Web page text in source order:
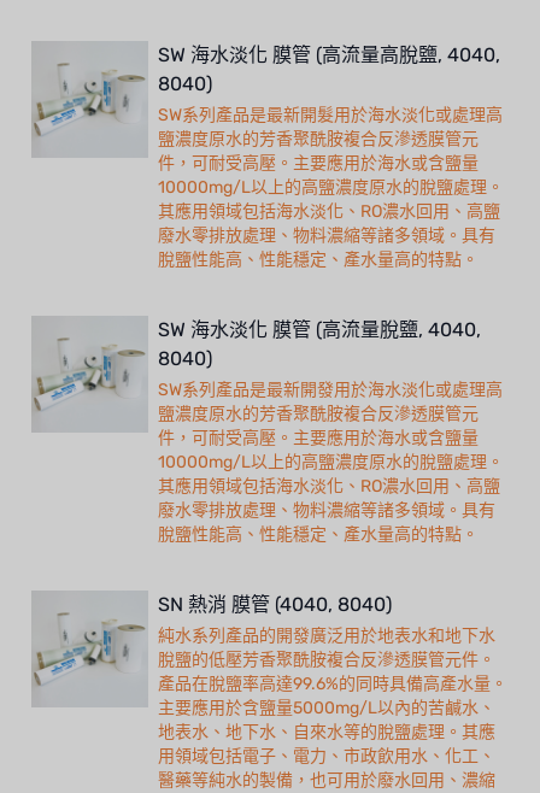
SW 海水淡化 膜管 (高流量高脫鹽, 4040,
8040)
SW系列產品是最新開髮用於海水淡化或處理高
鹽濃度原水的芳香聚酰胺複合反滲透膜管元
件，可耐受高壓。主要應用於海水或含鹽量
10000mg/L以上的高鹽濃度原水的脫鹽處理。
其應用領域包括海水淡化、RO濃水回用、高鹽
廢水零排放處理、物料濃縮等諸多領域。具有
脫鹽性能高、性能穩定、產水量高的特點。
SW 海水淡化 膜管 (高流量脫鹽, 4040,
8040)
SW系列產品是最新開發用於海水淡化或處理高
鹽濃度原水的芳香聚酰胺複合反滲透膜管元
件，可耐受高壓。主要應用於海水或含鹽量
10000mg/L以上的高鹽濃度原水的脫鹽處理。
其應用領域包括海水淡化、RO濃水回用、高鹽
廢水零排放處理、物料濃縮等諸多領域。具有
脫鹽性能高、性能穩定、產水量高的特點。
SN 熱消 膜管 (4040, 8040)
純水系列產品的開發廣泛用於地表水和地下水
脫鹽的低壓芳香聚酰胺複合反滲透膜管元件。
產品在脫鹽率高達99.6%的同時具備高產水量。
主要應用於含鹽量5000mg/L以內的苦鹹水、
地表水、地下水、自來水等的脫鹽處理。其應
用領域包括電子、電力、市政飲用水、化工、
醫藥等純水的製備，也可用於廢水回用、濃縮